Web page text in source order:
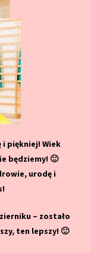
i piękniej! Wiek
będziemy! 🙂
urodę i
– zostało
ten lepszy! 🙂